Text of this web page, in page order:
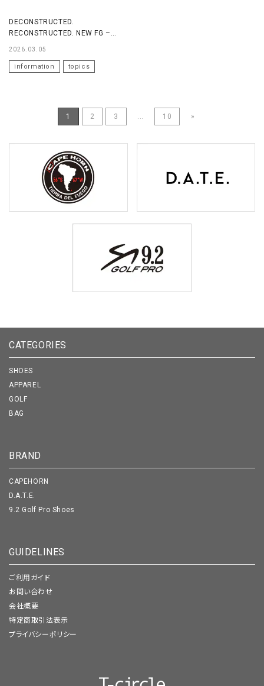
DECONSTRUCTED.
RECONSTRUCTED. NEW FG –
2026.03.05
information topics
1 2 3 ... 10 »
CATEGORIES
SHOES
APPAREL
GOLF
BAG
BRAND
CAPEHORN
D.A.T.E.
9.2 Golf Pro Shoes
GUIDELINES
ご利用ガイド
お問い合わせ
会社概要
特定商取引法表示
プライバシーポリシー